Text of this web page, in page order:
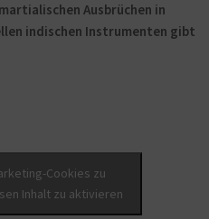
Ausbrüchen in
indischen Instrumenten gibt
Cookies zu
Inhalt zu aktivieren